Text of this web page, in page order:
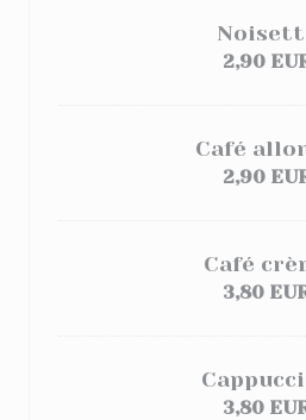
2,90
Café
2,90
Café
3,80
3,80